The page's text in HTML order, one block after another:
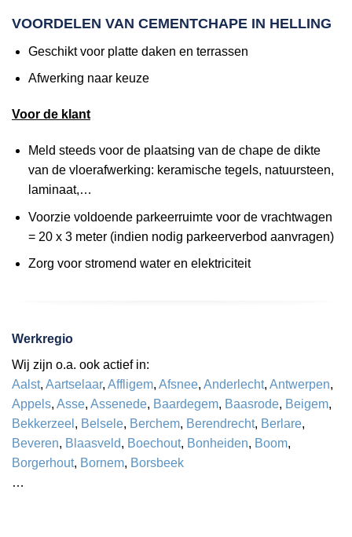
VOORDELEN VAN CEMENTCHAPE IN HELLING
Geschikt voor platte daken en terrassen
Afwerking naar keuze
Voor de klant
Meld steeds voor de plaatsing van de chape de dikte
van de vloerafwerking: keramische tegels, natuursteen,
laminaat,…
Voorzie voldoende parkeerruimte voor de vrachtwagen
= 20 x 3 meter (indien nodig parkeerverbod aanvragen)
Zorg voor stromend water en elektriciteit
Werkregio
Wij zijn o.a. ook actief in:
Aalst, Aartselaar, Affligem, Afsnee, Anderlecht, Antwerpen,
Appels, Asse, Assenede, Baardegem, Baasrode, Beigem,
Bekkerzeel , Belsele, Berchem, Berendrecht, Berlare,
Beveren, Blaasveld, Boechout, Bonheiden, Boom,
Borgerhout, Bornem, Borsbeek
…